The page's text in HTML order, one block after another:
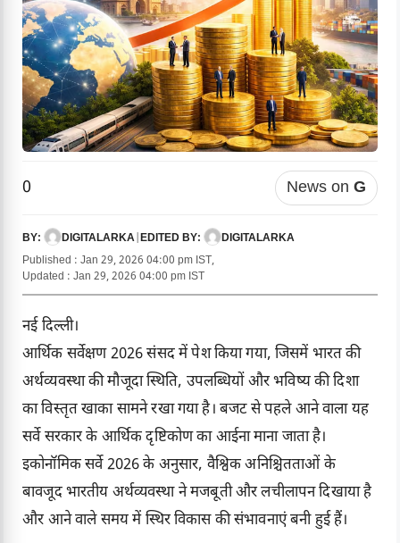
0 News on G
BY: DIGITALARKA EDITED BY:
DIGITALARKA
Published : Jan 29, 2026 04:00 pm IST,
Updated : Jan 29, 2026 04:00 pm IST
नई दिल्ली।
आर्थिक सर्वेक्षण 2026 संसद में पेश किया गया, जिसमें भारत की
अर्थव्यवस्था की मौजूदा स्थिति, उपलब्धियों और भविष्य की दिशा
का विस्तृत खाका सामने रखा गया है। बजट से पहले आने वाला यह
सर्वे सरकार के आर्थिक दृष्टिकोण का आईना माना जाता है।
इकोनॉमिक सर्वे 2026 के अनुसार, वैश्विक अनिश्चितताओं के
बावजूद भारतीय अर्थव्यवस्था ने मजबूती और लचीलापन दिखाया है
और आने वाले समय में स्थिर विकास की संभावनाएं बनी हुई हैं।